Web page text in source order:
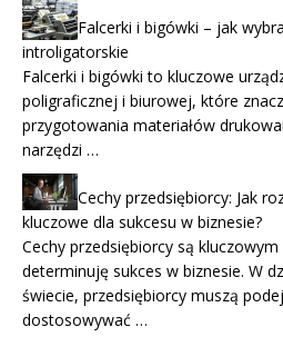
Falcerki i bigówki – jak
introligatorskie
Falcerki i bigówki to kluczowe
poligraficznej i biurowej, które
przygotowania materiałów
narzędzi …
Cechy przedsiębiorcy: Jak
kluczowe dla sukcesu w biznesie?
Cechy przedsiębiorcy są
determinuję sukces w biznesie. W
świecie, przedsiębiorcy muszą
dostosowywać …